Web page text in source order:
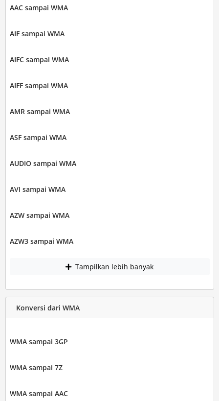
AAC sampai WMA
AIF sampai WMA
AIFC sampai WMA
AIFF sampai WMA
AMR sampai WMA
ASF sampai WMA
AUDIO sampai WMA
AVI sampai WMA
AZW sampai WMA
AZW3 sampai WMA
Tampilkan lebih banyak
Konversi dari WMA
WMA sampai 3GP
WMA sampai 7Z
WMA sampai AAC